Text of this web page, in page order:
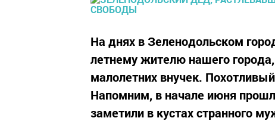
На днях в Зеленодольском
летнему жителю нашего
малолетних внучек.
Напомним, в начале июня
заметили в кустах странного